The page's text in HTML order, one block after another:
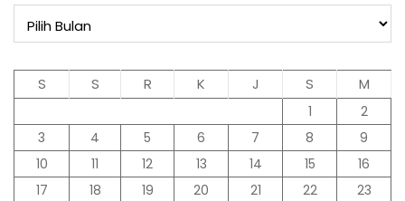
S S R K J S M
1
2
3
4 5 6 7 8
9
10
11 12 13 14 15
16
17
18 19 20 21 22
23